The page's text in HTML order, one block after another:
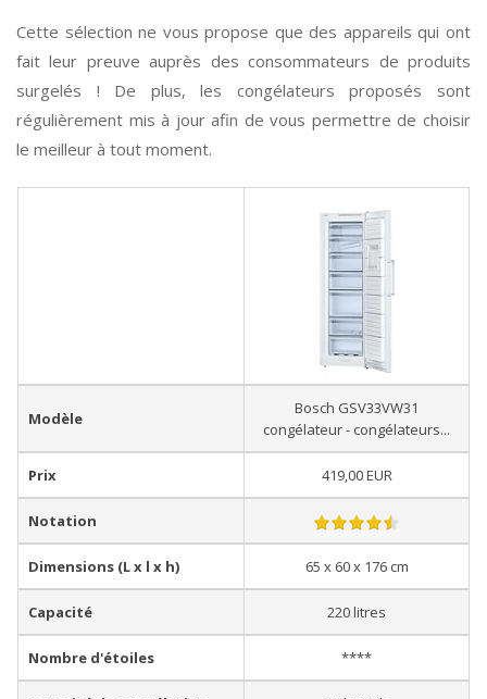
Cette sélection ne vous propose que des appareils qui ont
fait leur preuve auprès des consommateurs de produits
surgelés ! De plus, les congélateurs proposés sont
régulièrement mis à jour afin de vous permettre de choisir
le meilleur à tout moment.
Modèle
Bosch GSV33VW31
congélateur - congélateurs...
Prix 419,00 EUR
Notation
Dimensions (L x l x h) 65 x 60 x 176 cm
Capacité 220 litres
Nombre d'étoiles ****